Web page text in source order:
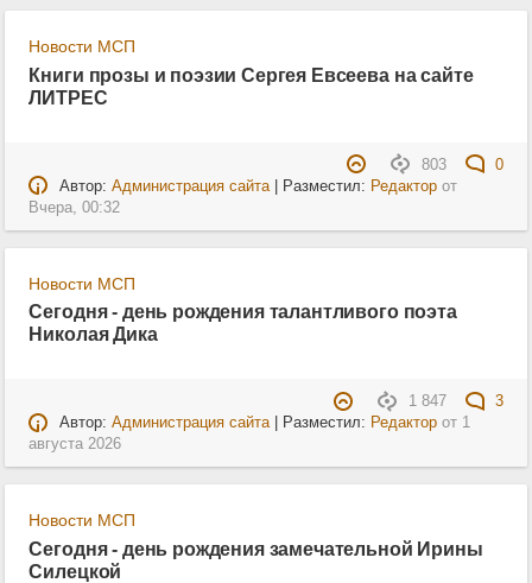
Новости МСП
Книги прозы и поэзии Сергея Евсеева на сайте
ЛИТРЕС
803
0
Автор: Администрация сайта| Разместил: Редакторот
Вчера, 00:32
Новости МСП
Сегодня - день рождения талантливого поэта
Николая Дика
1 847
3
Автор: Администрация сайта| Разместил: Редакторот 1
августа 2026
Новости МСП
Сегодня - день рождения замечательной Ирины
Силецкой